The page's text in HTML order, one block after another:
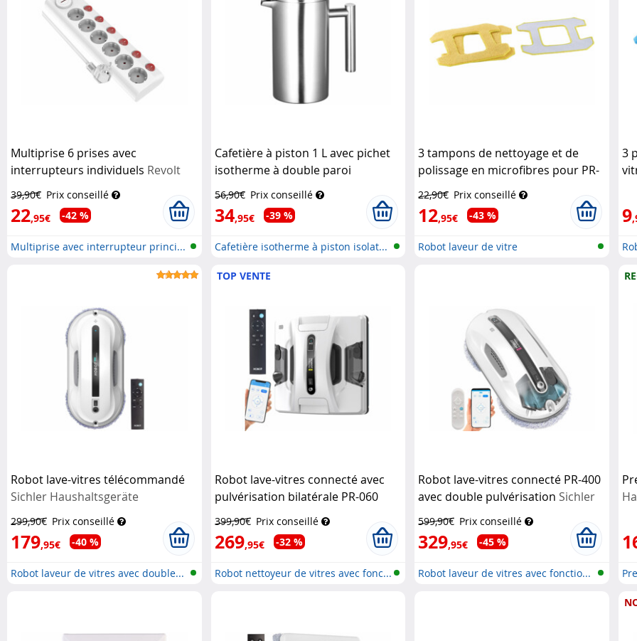
Multiprise 6 prises avec
interrupteurs individuels Revolt
39,90€ Prix conseillé
22,95€ -42 %
Multiprise avec interrupteur princi...
Cafetière à piston 1 L avec pichet
isotherme à double paroi
Rosenstein & Söhne
56,90€ Prix conseillé
34,95€ -39 %
Cafetière isotherme à piston isolat...
3 tampons de nettoyage et de
polissage en microfibres pour PR-
Sichler Haushaltsgeräte
22,90€ Prix conseillé
12,95€ -43 %
Robot laveur de vitre
3
9
Robot lave-vitres télécommandé
Sichler Haushaltsgeräte
299,90€ Prix conseillé
179,95€ -40 %
Robot laveur de vitres avec double...
TOP VENTE
Robot lave-vitres connecté avec
pulvérisation bilatérale PR-060
Sichler Exclusive
399,90€ Prix conseillé
269,95€ -32 %
Robot nettoyeur de vitres avec fonc...
Robot lave-vitres connecté PR-400
avec double pulvérisation Sichler
Exclusive
599,90€ Prix conseillé
329,95€ -45 %
Robot laveur de vitres avec fonctio...